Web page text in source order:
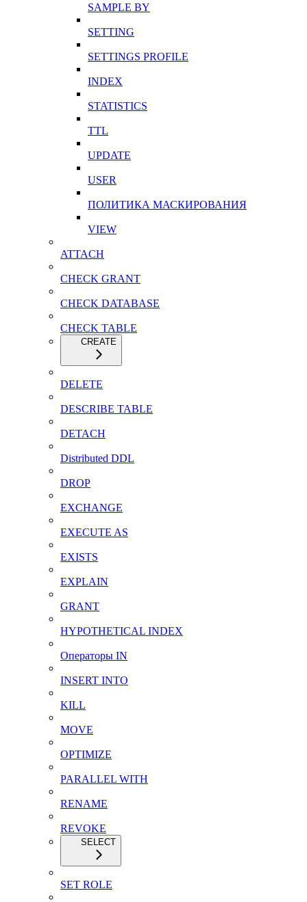
SAMPLE BY
SETTING
SETTINGS PROFILE
INDEX
STATISTICS
TTL
UPDATE
USER
ПОЛИТИКА МАСКИРОВАНИЯ
VIEW
ATTACH
CHECK GRANT
CHECK DATABASE
CHECK TABLE
CREATE
DELETE
DESCRIBE TABLE
DETACH
Distributed DDL
DROP
EXCHANGE
EXECUTE AS
EXISTS
EXPLAIN
GRANT
HYPOTHETICAL INDEX
Операторы IN
INSERT INTO
KILL
MOVE
OPTIMIZE
PARALLEL WITH
RENAME
REVOKE
SELECT
SET ROLE